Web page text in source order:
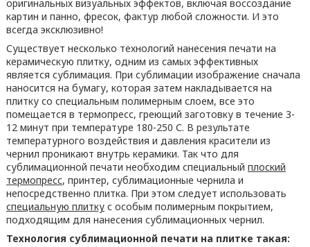
оригинальных визуальных эффектов, включая воссоздание
картин и панно, фресок, фактур любой сложности. И это
всегда эксклюзивно!
Существует несколько технологий нанесения печати на
керамическую плитку, одним из самых эффективных
является сублимация. При сублимации изображение сначала
наносится на бумагу, которая затем накладывается на
плитку со специальным полимерным слоем, все это
помещается в термопресс, греющий заготовку в течение 3-
12 минут при температуре 180-250 С. В результате
температурного воздействия и давления красители из
чернил проникают внутрь керамики. Так что для
сублимационной печати необходим специальный плоский
термопресс, принтер, сублимационные чернила и
непосредственно плитка. При этом следует использовать
специальную плиткус особым полимерным покрытием,
подходящим для нанесения сублимационных чернил.
Технология сублимационной печати на плитке такая: